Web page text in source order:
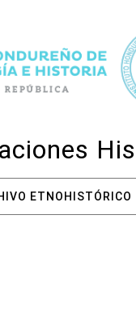
ETNOHISTÓRICO